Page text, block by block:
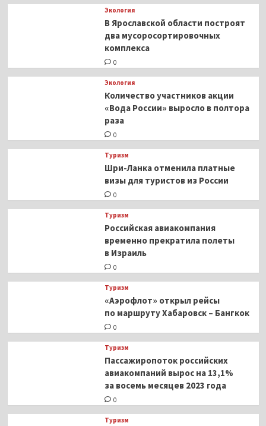
Экология
В Ярославской области построят
два мусоросортировочных
комплекса
0
Экология
Количество участников акции
«Вода России» выросло в полтора
раза
0
Туризм
Шри-Ланка отменила платные
визы для туристов из России
0
Туризм
Российская авиакомпания
временно прекратила полеты
в Израиль
0
Туризм
«Аэрофлот» открыл рейсы
по маршруту Хабаровск – Бангкок
0
Туризм
Пассажиропоток российских
авиакомпаний вырос на 13,1%
за восемь месяцев 2023 года
0
Туризм